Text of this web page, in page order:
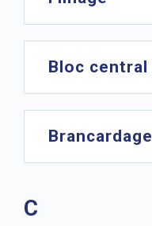
Bloc central
Brancardage
C